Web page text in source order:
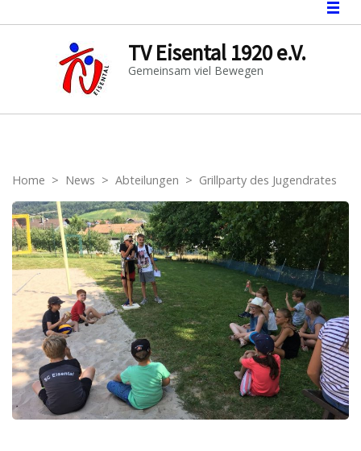
TV Eisental 1920 e.V.
Gemeinsam viel Bewegen
Home > News > Abteilungen > Grillparty des Jugendrates